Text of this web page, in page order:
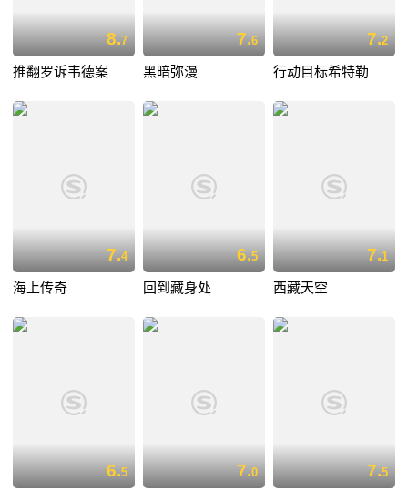
8.7
推翻罗诉韦德案
7.6
黑暗弥漫
7.2
行动目标希特勒
7.4
海上传奇
6.5
回到藏身处
7.1
西藏天空
6.5 7.0 7.5